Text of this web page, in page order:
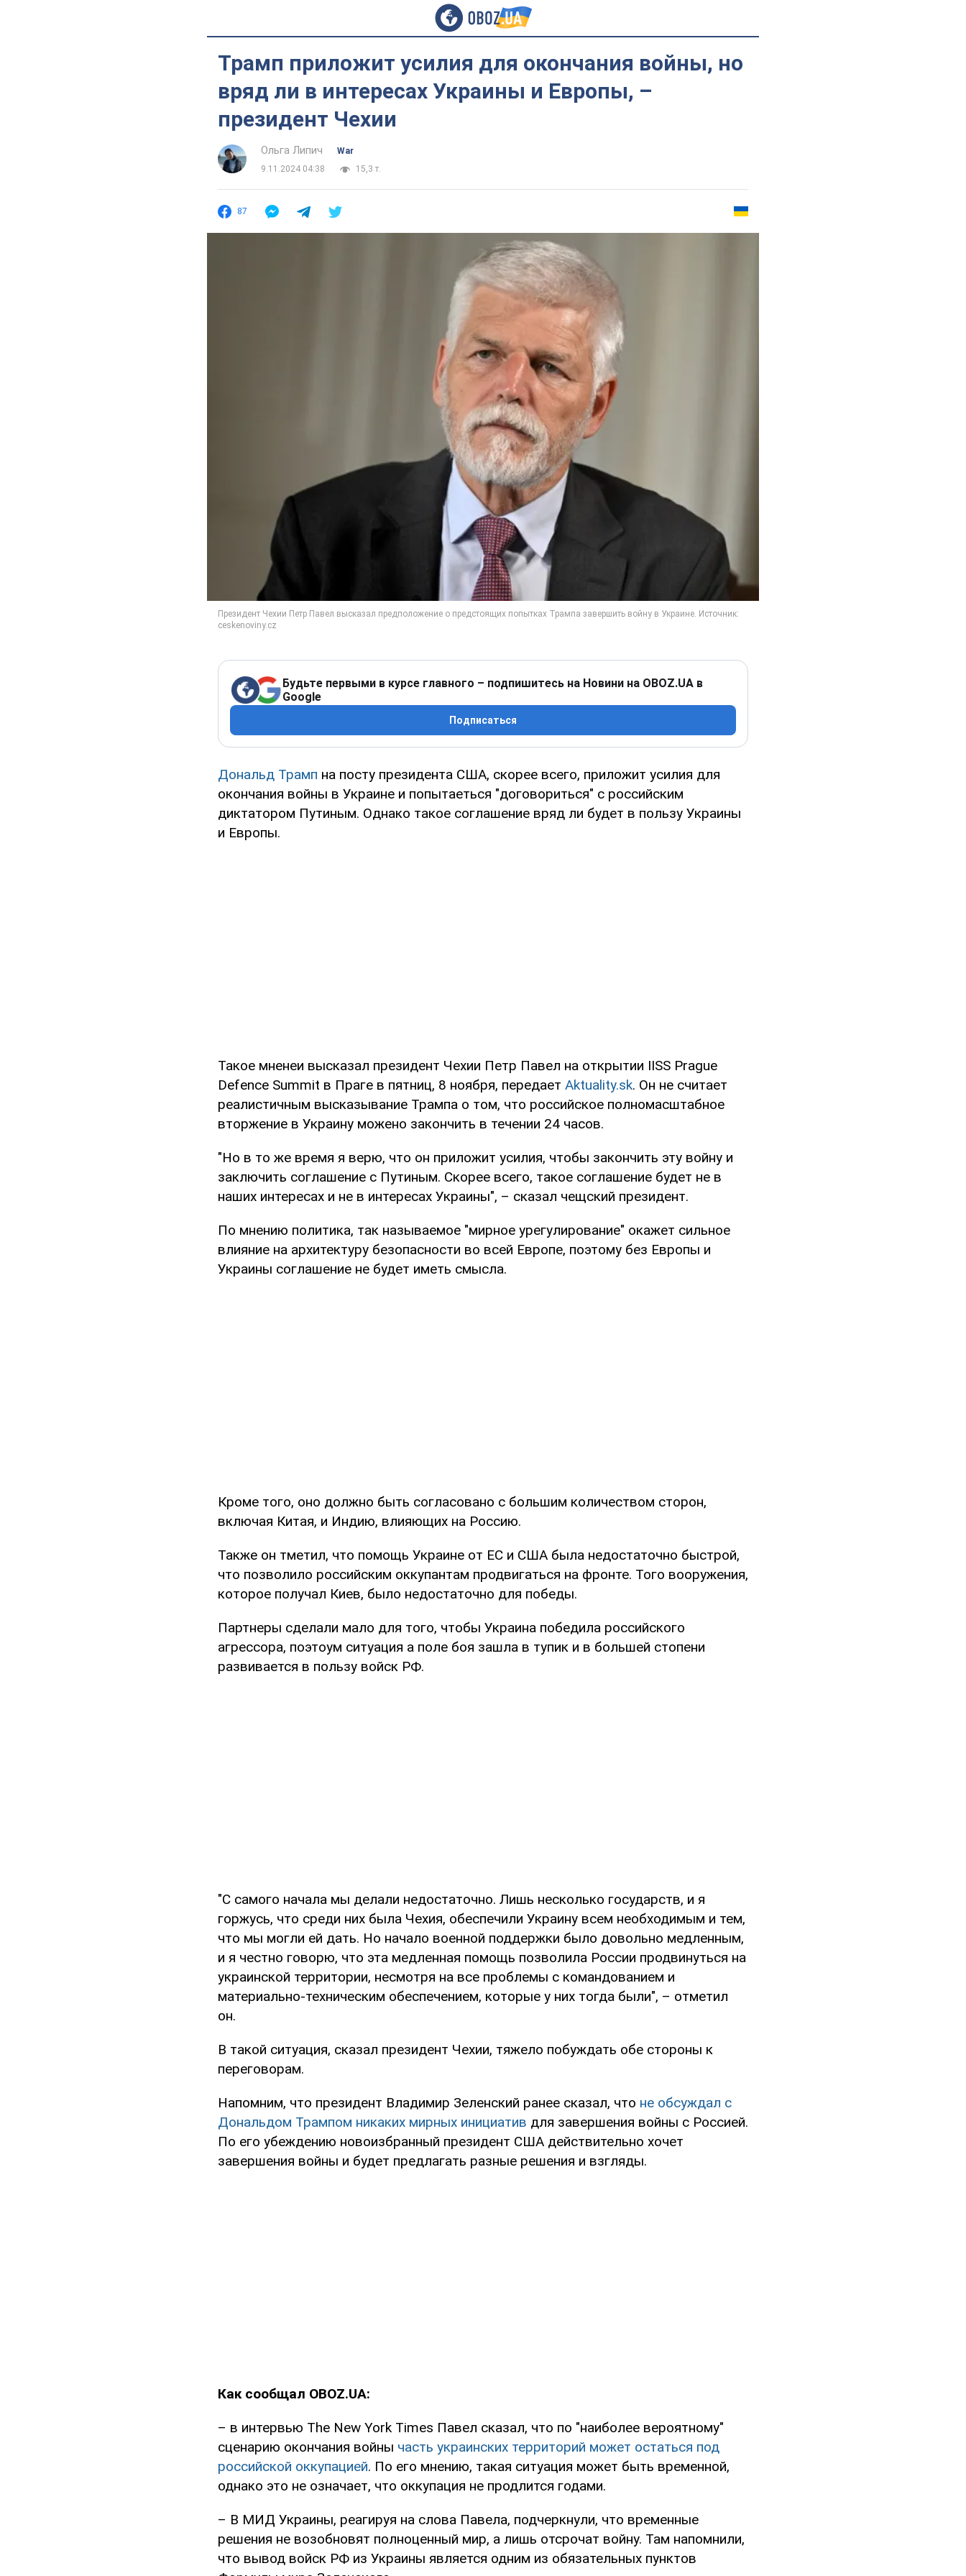
Трамп приложит усилия для окончания войны, но
вряд ли в интересах Украины и Европы, –
президент Чехии
Ольга Липич
War
9.11.2024 04:38
15,3 т.
87
Будьте первыми в курсе главного – подпишитесь на Новини на OBOZ.UA в
Google
Подписаться
Дональд Трамп на посту президента США, скорее всего, приложит усилия для
окончания войны в Украине и попытаеться "договориться" с российским
диктатором Путиным. Однако такое соглашение вряд ли будет в пользу Украины
и Европы.
Такое мненеи высказал президент Чехии Петр Павел на открытии IISS Prague
Defence Summit в Праге в пятниц, 8 ноября, передает Aktuality.sk. Он не считает
реалистичным высказывание Трампа о том, что российское полномасштабное
вторжение в Украину можено закончить в течении 24 часов.
"Но в то же время я верю, что он приложит усилия, чтобы закончить эту войну и
заключить соглашение с Путиным. Скорее всего, такое соглашение будет не в
наших интересах и не в интересах Украины", – сказал чещский президент.
По мнению политика, так называемое "мирное урегулирование" окажет сильное
влияние на архитектуру безопасности во всей Европе, поэтому без Европы и
Украины соглашение не будет иметь смысла.
Кроме того, оно должно быть согласовано с большим количеством сторон,
включая Китая, и Индию, влияющих на Россию.
Также он тметил, что помощь Украине от ЕС и США была недостаточно быстрой,
что позволило российским оккупантам продвигаться на фронте. Того вооружения,
которое получал Киев, было недостаточно для победы.
Партнеры сделали мало для того, чтобы Украина победила российского
агрессора, поэтоум ситуация а поле боя зашла в тупик и в большей стопени
развивается в пользу войск РФ.
"С самого начала мы делали недостаточно. Лишь несколько государств, и я
горжусь, что среди них была Чехия, обеспечили Украину всем необходимым и тем,
что мы могли ей дать. Но начало военной поддержки было довольно медленным,
и я честно говорю, что эта медленная помощь позволила России продвинуться на
украинской территории, несмотря на все проблемы с командованием и
материально-техническим обеспечением, которые у них тогда были", – отметил
он.
В такой ситуация, сказал президент Чехии, тяжело побуждать обе стороны к
переговорам.
Напомним, что президент Владимир Зеленский ранее сказал, что не обсуждал с
Дональдом Трампом никаких мирных инициатив для завершения войны с Россией.
По его убеждению новоизбранный президент США действительно хочет
завершения войны и будет предлагать разные решения и взгляды.
Как сообщал OBOZ.UA:
– в интервью The New York Times Павел сказал, что по "наиболее вероятному"
сценарию окончания войны часть украинских территорий может остаться под
российской оккупацией. По его мнению, такая ситуация может быть временной,
однако это не означает, что оккупация не продлится годами.
– В МИД Украины, реагируя на слова Павела, подчеркнули, что временные
решения не возобновят полноценный мир, а лишь отсрочат войну. Там напомнили,
что вывод войск РФ из Украины является одним из обязательных пунктов